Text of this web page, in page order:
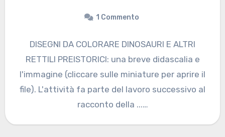
1 Commento
DISEGNI DA COLORARE DINOSAURI E ALTRI
RETTILI PREISTORICI: una breve didascalia e
l'immagine (cliccare sulle miniature per aprire il
file). L'attività fa parte del lavoro successivo al
racconto della ...…